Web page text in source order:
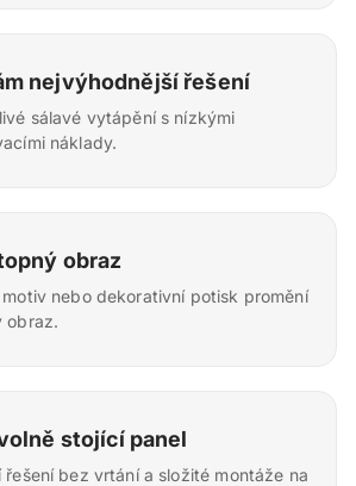
nejvýhodnější řešení
sálavé vytápění s nízkými
náklady.
obraz
nebo dekorativní potisk promění
obraz.
stojící panel
řešení bez vrtání a složité montáže na